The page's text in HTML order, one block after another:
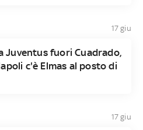
17 giu
Juventus fuori Cuadrado,
c'è Elmas al posto di
17 giu